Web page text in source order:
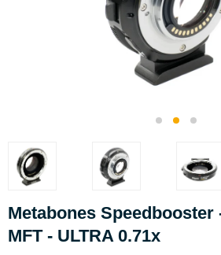
Metabones Speedbooster
MFT - ULTRA 0.71x